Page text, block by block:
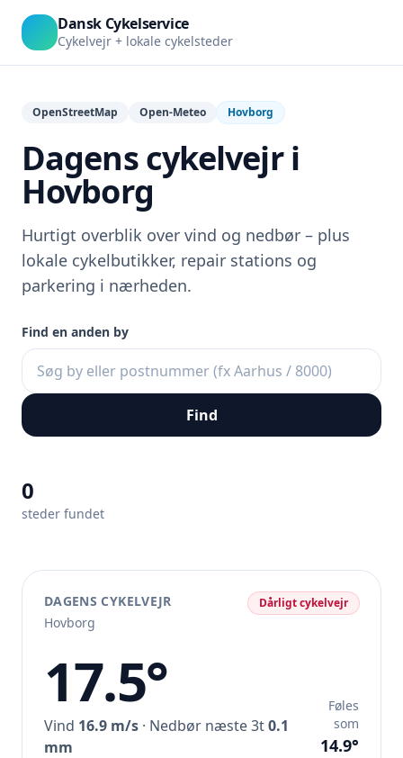
Dansk Cykelservice
Cykelvejr + lokale cykelsteder
OpenStreetMap Open-Meteo Hovborg
Dagens cykelvejr i
Hovborg
Hurtigt overblik over vind og nedbør – plus
lokale cykelbutikker, repair stations og
parkering i nærheden.
Find en anden by
Find
0
steder fundet
DAGENS CYKELVEJR
Hovborg
Dårligt cykelvejr
17.5°
Vind 16.9 m/s · Nedbør næste 3t0.1
mm
Føles
som
14.9°